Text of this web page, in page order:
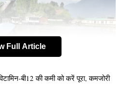
Full Article
बी12 की कमी को करें पूरा, कमजोरी